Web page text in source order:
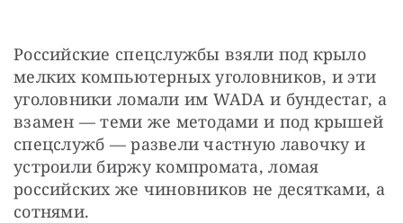
Российские спецслужбы взяли под крыло
мелких компьютерных уголовников, и эти
уголовники ломали им WADA и бундестаг, а
взамен — теми же методами и под крышей
спецслужб — развели частную лавочку и
устроили биржу компромата, ломая
российских же чиновников не десятками, а
сотнями.